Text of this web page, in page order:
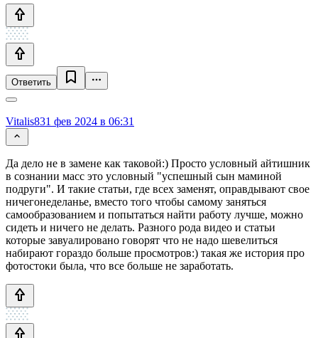
Ответить
Vitalis831 фев 2024 в 06:31
Да дело не в замене как таковой:) Просто условный айтишник
в сознании масс это условный "успешный сын маминой
подруги". И такие статьи, где всех заменят, оправдывают свое
ничегонеделанье, вместо того чтобы самому заняться
самообразованием и попытаться найти работу лучше, можно
сидеть и ничего не делать. Разного рода видео и статьи
которые завуалировано говорят что не надо шевелиться
набирают гораздо больше просмотров:) такая же история про
фотостоки была, что все больше не заработать.